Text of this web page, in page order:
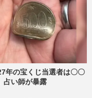
年の宝くじ当選者は〇〇
占い師が暴露